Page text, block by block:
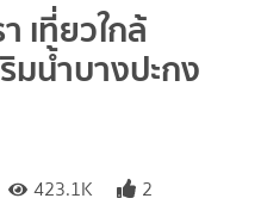
เที่ยวใกล้
มน้ำบางปะกง
423.1K 2